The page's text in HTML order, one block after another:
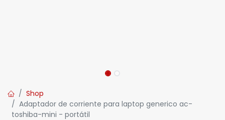
Shop
Adaptador de corriente para laptop generico ac-
toshiba-mini - portátil